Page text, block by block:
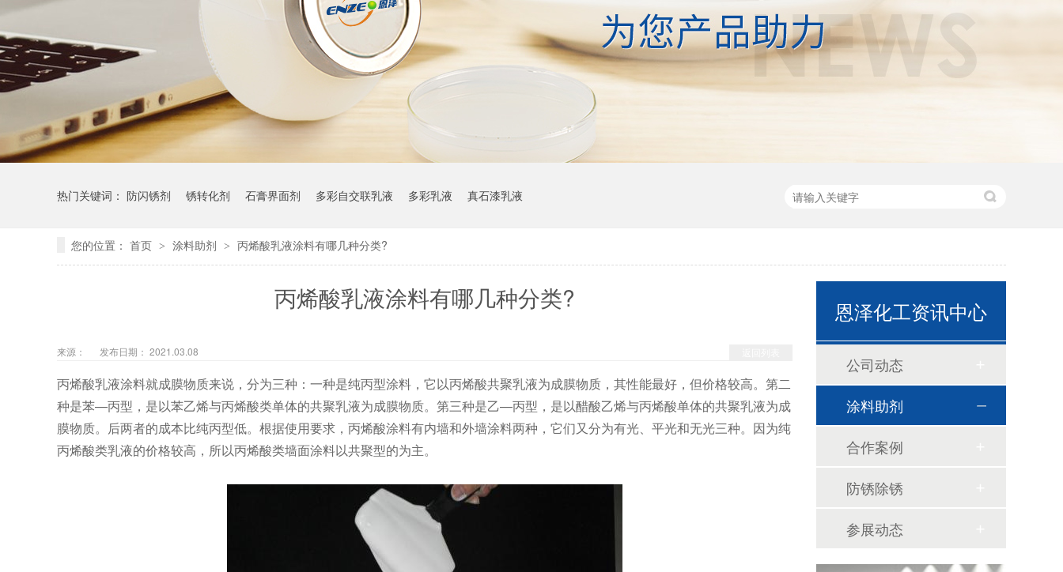
热门关键词： 防闪锈剂 锈转化剂 石膏界面剂 多彩自交联乳液 多彩乳液 真石漆乳液
您的位置： 首页 > 涂料助剂 > 丙烯酸乳液涂料有哪几种分类?
丙烯酸乳液涂料有哪几种分类?
来源： 发布日期： 2021.03.08
丙烯酸乳液涂料就成膜物质来说，分为三种：一种是纯丙型涂料，它以丙烯酸共聚乳液为成膜物质，其性能最好，但价格较高。第二
种是苯—丙型，是以苯乙烯与丙烯酸类单体的共聚乳液为成膜物质。第三种是乙—丙型，是以醋酸乙烯与丙烯酸单体的共聚乳液为成
膜物质。后两者的成本比纯丙型低。根据使用要求，丙烯酸涂料有内墙和外墙涂料两种，它们又分为有光、平光和无光三种。因为纯
丙烯酸类乳液的价格较高，所以丙烯酸类墙面涂料以共聚型的为主。
恩泽化工资讯中心
公司动态
涂料助剂
合作案例
防锈除锈
参展动态